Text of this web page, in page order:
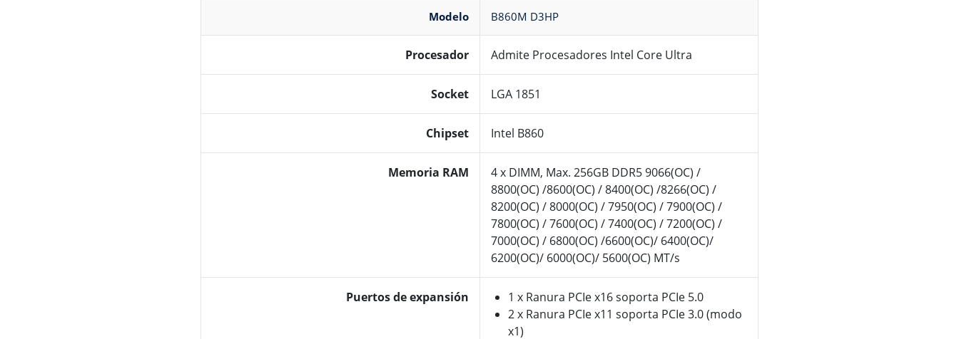
Modelo B860M D3HP
Procesador Admite Procesadores Intel Core Ultra
Socket LGA 1851
Chipset Intel B860
Memoria RAM
4 x DIMM, Max. 256GB DDR5 9066(OC) /
8800(OC) /8600(OC) / 8400(OC) /8266(OC) /
8200(OC) / 8000(OC) / 7950(OC) / 7900(OC) /
7800(OC) / 7600(OC) / 7400(OC) / 7200(OC) /
7000(OC) / 6800(OC) /6600(OC)/ 6400(OC)/
6200(OC)/ 6000(OC)/ 5600(OC) MT/s
Puertos de expansión
1 x Ranura PCIe x16 soporta PCIe 5.0
2 x Ranura PCIe x11 soporta PCIe 3.0 (modo
x1)